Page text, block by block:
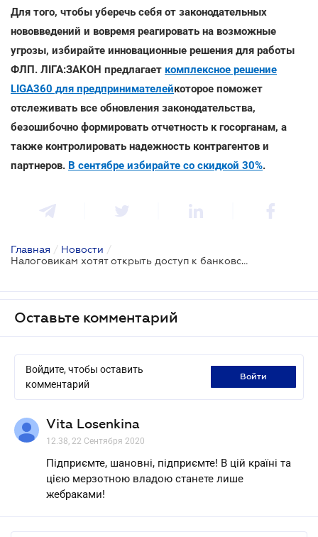
Для того, чтобы уберечь себя от законодательных
нововведений и вовремя реагировать на возможные
угрозы, избирайте инновационные решения для работы
ФЛП. ЛІГА:ЗАКОН предлагает комплексное решение
LIGA360 для предпринимателейкоторое поможет
отслеживать все обновления законодательства,
безошибочно формировать отчетность к госорганам, а
также контролировать надежность контрагентов и
партнеров. В сентябре избирайте со скидкой 30%.
Главная / Новости /
Налоговикам хотят открыть доступ к банковской тайне относительно операций по счетам предпринимателей
Оставьте комментарий
Войдите, чтобы оставить
комментарий
войти
Vita Losenkina
12.38, 22 Сентября 2020
Підприємте, шановні, підприємте! В цій країні та
цією мерзотною владою станете лише
жебраками!